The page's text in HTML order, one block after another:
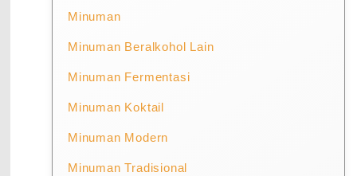
Minuman
Minuman Beralkohol Lain
Minuman Fermentasi
Minuman Koktail
Minuman Modern
Minuman Tradisional